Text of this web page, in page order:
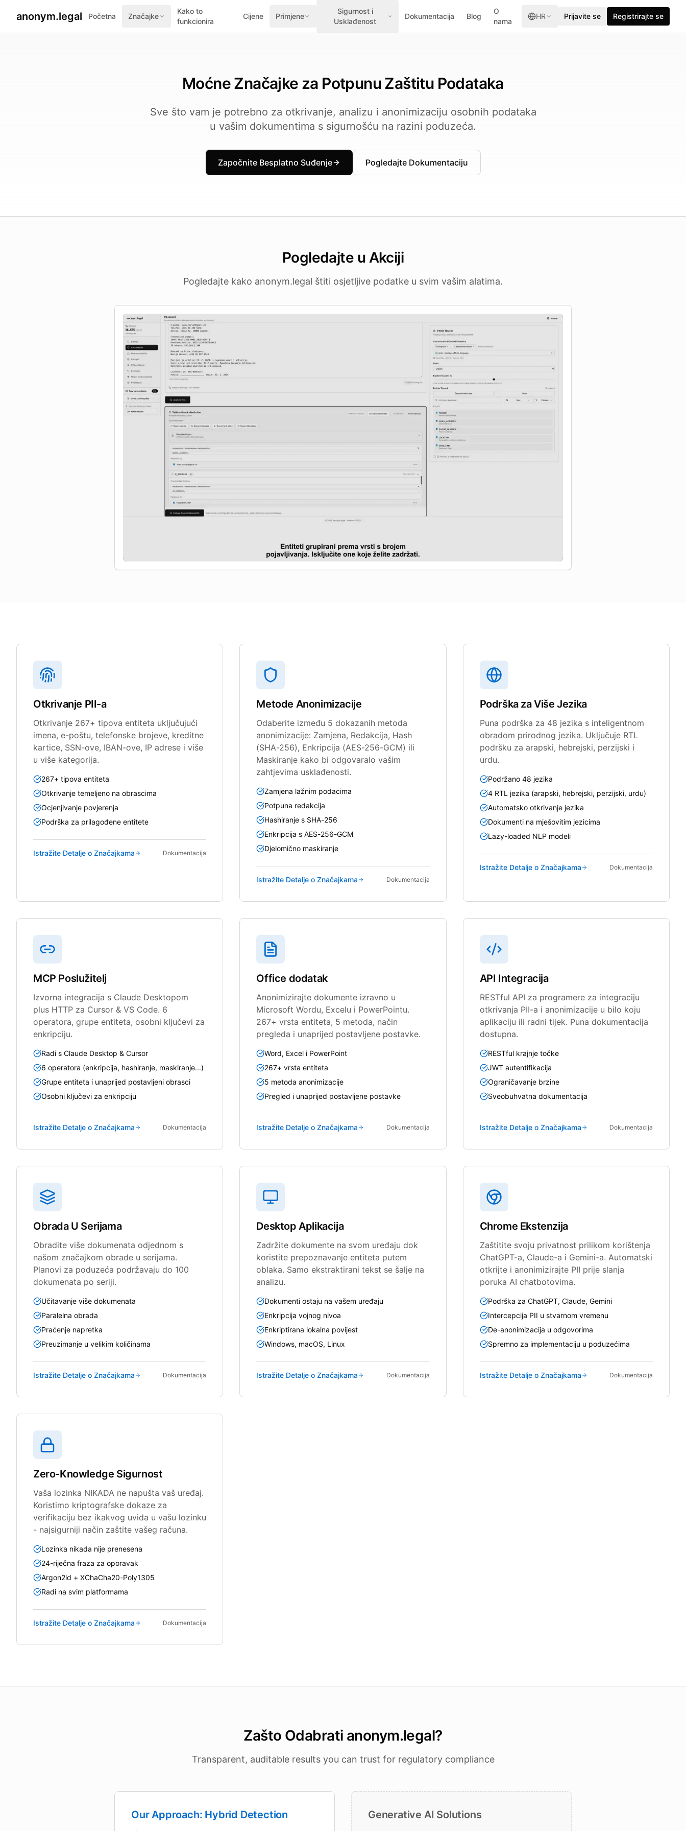
anonym.legal Početna Značajke
Kako to
funkcionira
Cijene Primjene
Sigurnost i
Usklađenost
Dokumentacija Blog
O
nama
HR Prijavite se Registrirajte se
Moćne Značajke za Potpunu Zaštitu Podataka
Sve što vam je potrebno za otkrivanje, analizu i anonimizaciju osobnih podataka
u vašim dokumentima s sigurnošću na razini poduzeća.
Započnite Besplatno Suđenje Pogledajte Dokumentaciju
Pogledajte u Akciji
Pogledajte kako anonym.legal štiti osjetljive podatke u svim vašim alatima.
Otkrivanje PII-a
Otkrivanje 267+ tipova entiteta uključujući
imena, e-poštu, telefonske brojeve, kreditne
kartice, SSN-ove, IBAN-ove, IP adrese i više
u više kategorija.
267+ tipova entiteta
Otkrivanje temeljeno na obrascima
Ocjenjivanje povjerenja
Podrška za prilagođene entitete
Istražite Detalje o Značajkama Dokumentacija
Metode Anonimizacije
Odaberite između 5 dokazanih metoda
anonimizacije: Zamjena, Redakcija, Hash
(SHA-256), Enkripcija (AES-256-GCM) ili
Maskiranje kako bi odgovaralo vašim
zahtjevima usklađenosti.
Zamjena lažnim podacima
Potpuna redakcija
Hashiranje s SHA-256
Enkripcija s AES-256-GCM
Djelomično maskiranje
Istražite Detalje o Značajkama Dokumentacija
Podrška za Više Jezika
Puna podrška za 48 jezika s inteligentnom
obradom prirodnog jezika. Uključuje RTL
podršku za arapski, hebrejski, perzijski i
urdu.
Podržano 48 jezika
4 RTL jezika (arapski, hebrejski, perzijski, urdu)
Automatsko otkrivanje jezika
Dokumenti na mješovitim jezicima
Lazy-loaded NLP modeli
Istražite Detalje o Značajkama Dokumentacija
MCP Poslužitelj
Izvorna integracija s Claude Desktopom
plus HTTP za Cursor & VS Code. 6
operatora, grupe entiteta, osobni ključevi za
enkripciju.
Radi s Claude Desktop & Cursor
6 operatora (enkripcija, hashiranje, maskiranje...)
Grupe entiteta i unaprijed postavljeni obrasci
Osobni ključevi za enkripciju
Istražite Detalje o Značajkama Dokumentacija
Office dodatak
Anonimizirajte dokumente izravno u
Microsoft Wordu, Excelu i PowerPointu.
267+ vrsta entiteta, 5 metoda, način
pregleda i unaprijed postavljene postavke.
Word, Excel i PowerPoint
267+ vrsta entiteta
5 metoda anonimizacije
Pregled i unaprijed postavljene postavke
Istražite Detalje o Značajkama Dokumentacija
API Integracija
RESTful API za programere za integraciju
otkrivanja PII-a i anonimizacije u bilo koju
aplikaciju ili radni tijek. Puna dokumentacija
dostupna.
RESTful krajnje točke
JWT autentifikacija
Ograničavanje brzine
Sveobuhvatna dokumentacija
Istražite Detalje o Značajkama Dokumentacija
Obrada U Serijama
Obradite više dokumenata odjednom s
našom značajkom obrade u serijama.
Planovi za poduzeća podržavaju do 100
dokumenata po seriji.
Učitavanje više dokumenata
Paralelna obrada
Praćenje napretka
Preuzimanje u velikim količinama
Istražite Detalje o Značajkama Dokumentacija
Desktop Aplikacija
Zadržite dokumente na svom uređaju dok
koristite prepoznavanje entiteta putem
oblaka. Samo ekstraktirani tekst se šalje na
analizu.
Dokumenti ostaju na vašem uređaju
Enkripcija vojnog nivoa
Enkriptirana lokalna povijest
Windows, macOS, Linux
Istražite Detalje o Značajkama Dokumentacija
Chrome Ekstenzija
Zaštitite svoju privatnost prilikom korištenja
ChatGPT-a, Claude-a i Gemini-a. Automatski
otkrijte i anonimizirajte PII prije slanja
poruka AI chatbotovima.
Podrška za ChatGPT, Claude, Gemini
Intercepcija PII u stvarnom vremenu
De-anonimizacija u odgovorima
Spremno za implementaciju u poduzećima
Istražite Detalje o Značajkama Dokumentacija
Zero-Knowledge Sigurnost
Vaša lozinka NIKADA ne napušta vaš uređaj.
Koristimo kriptografske dokaze za
verifikaciju bez ikakvog uvida u vašu lozinku
- najsigurniji način zaštite vašeg računa.
Lozinka nikada nije prenesena
24-riječna fraza za oporavak
Argon2id + XChaCha20-Poly1305
Radi na svim platformama
Istražite Detalje o Značajkama Dokumentacija
Zašto Odabrati anonym.legal?
Transparent, auditable results you can trust for regulatory compliance
Our Approach: Hybrid Detection Generative AI Solutions